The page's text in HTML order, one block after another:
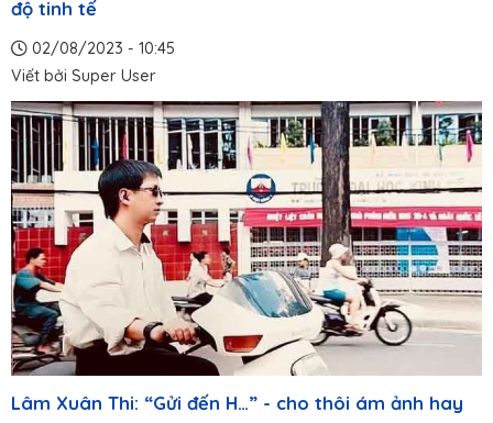
độ tinh tế
02/08/2023 - 10:45
Viết bởi Super User
Lâm Xuân Thi: “Gửi đến H…” - cho thôi ám ảnh hay